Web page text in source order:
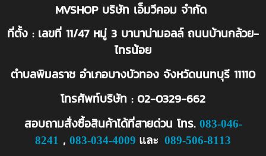
MVSHOP บริษัท เอ็มวีคอม จำกัด
ที่ตั้ง : เลขที่ 11/47 หมู่ 3 บานาน่ามอลล์ ถนนบ้านกล้วย-
ไทรน้อย
ตำบลพิมลราช อำเภอบางบัวทอง จังหวัดนนทบุรี 11110
โทรศัพท์บริษัท : 02-0329-662
สอบถามสั่งซื้อสินค้าได้ที่สายด่วน โทร. 083-046-
8241 , 083-034-4009 และ 089-506-8113